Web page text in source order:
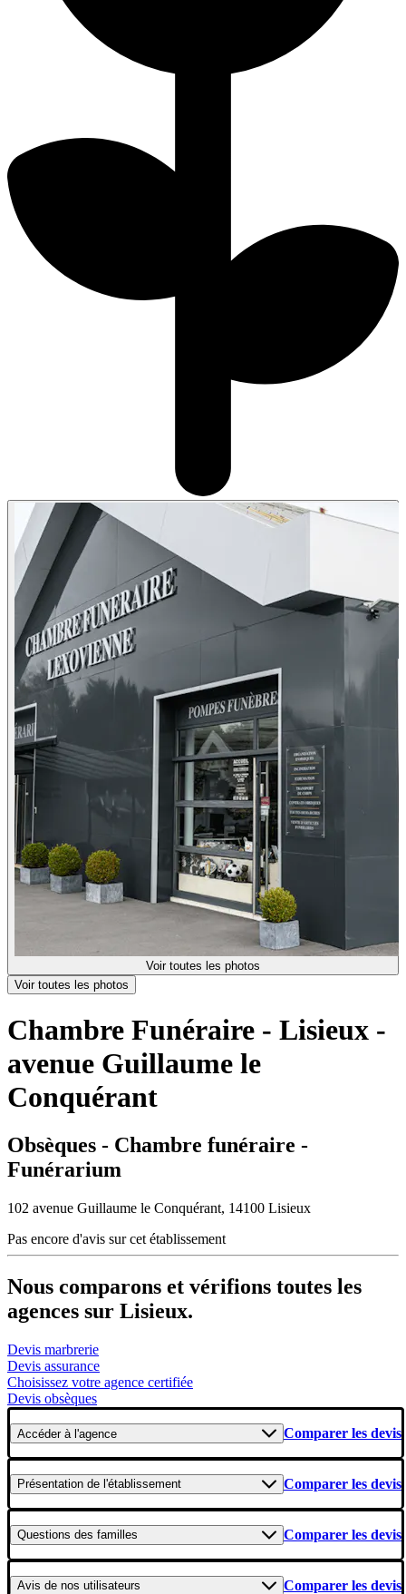
Voir toutes les photos
Voir toutes les photos
Chambre Funéraire - Lisieux -
avenue Guillaume le
Conquérant
Obsèques - Chambre funéraire -
Funérarium
102 avenue Guillaume le Conquérant, 14100 Lisieux
Pas encore d'avis sur cet établissement
Nous comparons et vérifions toutes les
agences sur Lisieux.
Devis marbrerie
Devis assurance
Choisissez votre agence certifiée
Devis obsèques
Accéderà l'agence Comparer les devis
Présentation de l'établissement Comparer les devis
Questions des familles Comparer les devis
Avis de nos utilisateurs Comparer les devis